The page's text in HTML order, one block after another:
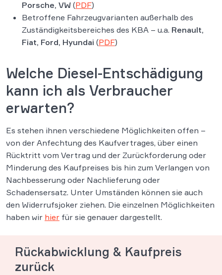
Porsche, VW (PDF)
Betroffene Fahrzeugvarianten außerhalb des
Zuständigkeitsbereiches des KBA – u.a. Renault,
Fiat, Ford, Hyundai (PDF)
Welche Diesel-Entschädigung
kann ich als Verbraucher
erwarten?
Es stehen ihnen verschiedene Möglichkeiten offen –
von der Anfechtung des Kaufvertrages, über einen
Rücktritt vom Vertrag und der Zurückforderung oder
Minderung des Kaufpreises bis hin zum Verlangen von
Nachbesserung oder Nachlieferung oder
Schadensersatz. Unter Umständen können sie auch
den Widerrufsjoker ziehen. Die einzelnen Möglichkeiten
haben wir hier für sie genauer dargestellt.
Rückabwicklung & Kaufpreis
zurück